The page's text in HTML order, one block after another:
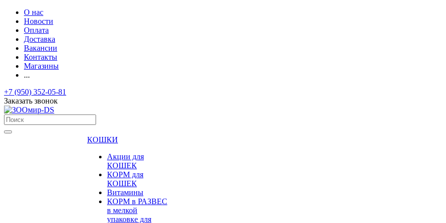
О нас
Новости
Оплата
Доставка
Вакансии
Контакты
Магазины
...
+7 (950) 352-05-81
Заказать звонок
КОШКИ
Акции для
КОШЕК
КОРМ для
КОШЕК
Витамины
КОРМ в РАЗВЕС
в мелкой
упаковке для